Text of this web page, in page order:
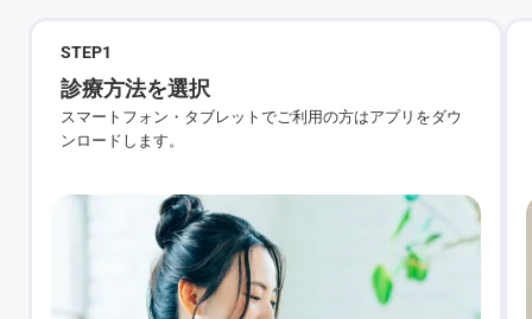
STEP1
診療方法を選択
スマートフォン・タブレットでご利用の方はアプリをダウ
ンロードします。